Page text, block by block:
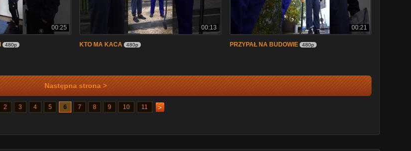
00:25
480p
00:13
KTO MA KACA 480p
00:21
PRZYPAŁ NA BUDOWIE 480p
Następna strona >
2 3 4 5 6 7 8 9 10 11